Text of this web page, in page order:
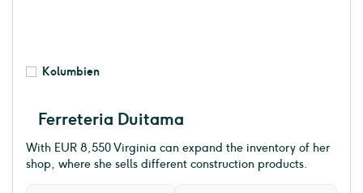
Kolumbien
Ferreteria Duitama
With EUR 8,550 Virginia can expand the inventory of her
shop, where she sells different construction products.